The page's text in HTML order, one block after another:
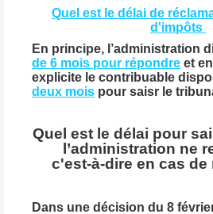
Quel est le délai de
d'impôts
En principe, l’administration
de 6 mois pour répondre et
explicite le contribuable
deux mois pour saisr le
Quel est le délai pour
l’administration ne
c'est-à-dire en cas de
Dans une décision du 8